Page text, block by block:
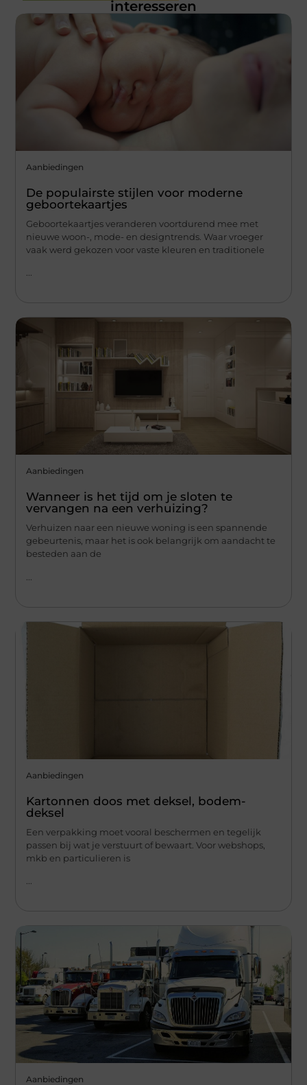
interesseren
Aanbiedingen
De populairste stijlen voor moderne
geboortekaartjes
Geboortekaartjes veranderen voortdurend mee met
nieuwe woon-, mode- en designtrends. Waar vroeger
vaak werd gekozen voor vaste kleuren en traditionele
Aanbiedingen
Wanneer is het tijd om je sloten te
vervangen na een verhuizing?
Verhuizen naar een nieuwe woning is een spannende
gebeurtenis, maar het is ook belangrijk om aandacht te
besteden aan de
Aanbiedingen
Kartonnen doos met deksel, bodem-
deksel
Een verpakking moet vooral beschermen en tegelijk
passen bij wat je verstuurt of bewaart. Voor webshops,
mkb en particulieren is
Aanbiedingen